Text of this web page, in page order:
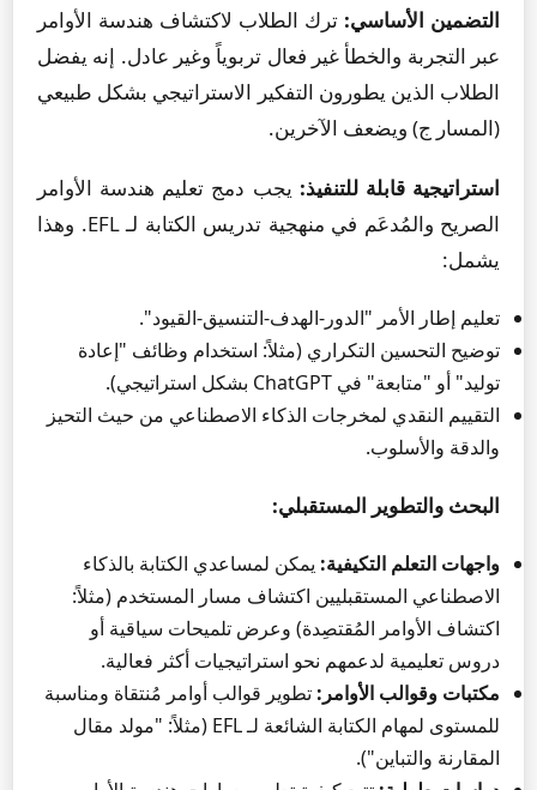
التضمين الأساسي: ترك الطلاب لاكتشاف هندسة الأوامر
عبر التجربة والخطأ غير فعال تربوياً وغير عادل. إنه يفضل
الطلاب الذين يطورون التفكير الاستراتيجي بشكل طبيعي
(المسار ج) ويضعف الآخرين.
استراتيجية قابلة للتنفيذ: يجب دمج تعليم هندسة الأوامر
الصريح والمُدعَم في منهجية تدريس الكتابة لـ EFL. وهذا
يشمل:
تعليم إطار الأمر "الدور-الهدف-التنسيق-القيود".
توضيح التحسين التكراري (مثلاً: استخدام وظائف "إعادة
توليد" أو "متابعة" في ChatGPT بشكل استراتيجي).
التقييم النقدي لمخرجات الذكاء الاصطناعي من حيث التحيز
والدقة والأسلوب.
البحث والتطوير المستقبلي:
واجهات التعلم التكيفية: يمكن لمساعدي الكتابة بالذكاء
الاصطناعي المستقبليين اكتشاف مسار المستخدم (مثلاً:
اكتشاف الأوامر المُقتصِدة) وعرض تلميحات سياقية أو
دروس تعليمية لدعمهم نحو استراتيجيات أكثر فعالية.
مكتبات وقوالب الأوامر: تطوير قوالب أوامر مُنتقاة ومناسبة
للمستوى لمهام الكتابة الشائعة لـ EFL (مثلاً: "مولد مقال
المقارنة والتباين").